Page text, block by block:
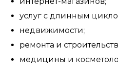
услуг с длинным
недвижимости;
ремонта и
медицины и